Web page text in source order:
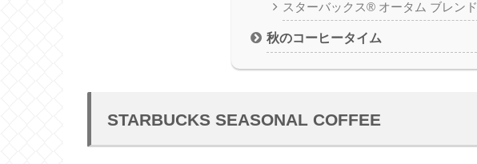
スターバックス® オータム ブレンド
秋のコーヒータイム
STARBUCKS SEASONAL COFFEE